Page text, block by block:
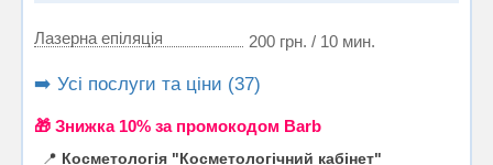
Лазерна епіляція 200 грн. / 10 мин.
➡️ Усі послуги та ціни (37)
🎁 Знижка 10% за промокодом Barb
📍 Косметологія "Косметологічний кабінет"